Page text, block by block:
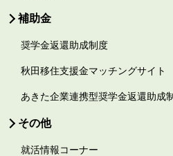
補助金
奨学金返還助成制度
秋田移住支援金マッチングサイト
あきた企業連携型奨学金返還助成
その他
就活情報コーナー